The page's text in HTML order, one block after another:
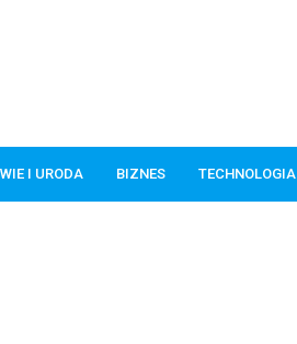
I URODA BIZNES TECHNOLOGIA